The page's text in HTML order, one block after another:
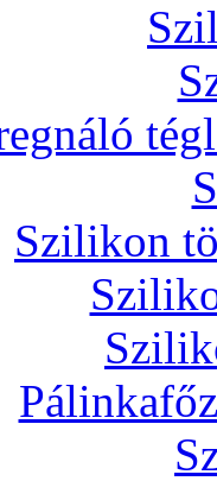
Szilikon